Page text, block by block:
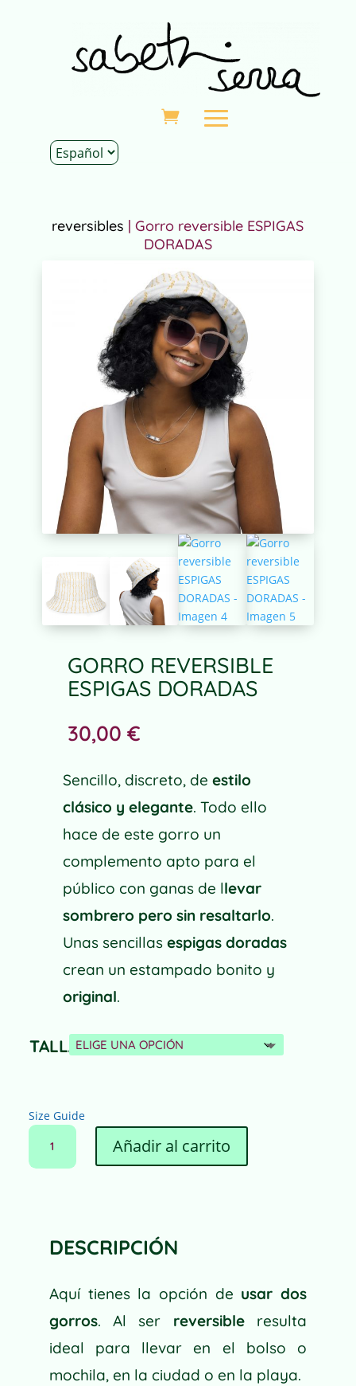
reversibles | Gorro reversible ESPIGAS
DORADAS
GORRO REVERSIBLE
ESPIGAS DORADAS
30,00 €
Sencillo, discreto, de estilo
clásico y elegante. Todo ello
hace de este gorro un
complemento apto para el
público con ganas de llevar
sombrero pero sin resaltarlo.
Unas sencillas espigas doradas
crean un estampado bonito y
original.
TALLA
Size Guide
GORRO
REVERSIBLE
ESPIGAS
Añadir al carrito
DESCRIPCIÓN
Aquí tienes la opción de usar dos
gorros. Al ser reversibleresulta
ideal para llevar en el bolso o
mochila, en la ciudad o en la playa.